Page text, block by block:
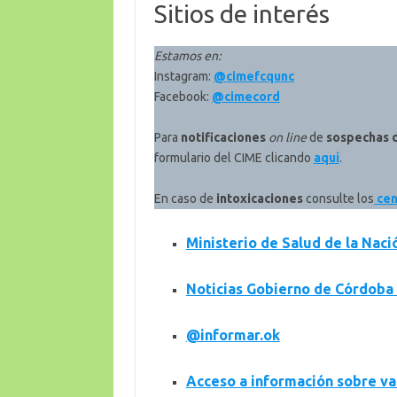
Sitios de interés
Estamos en:
Instagram: @cimefcqunc
Facebook: @cimecord
Para notificaciones on linede sospechas
formulario del CIME clicando aquí.
En caso de intoxicacionesconsulte los
Ministerio de Salud de la
Noticias Gobierno de Córdoba
@informar.ok
Acceso a información sobre